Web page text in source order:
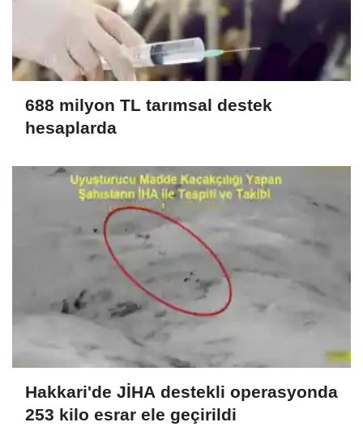
688 milyon TL tarımsal destek
hesaplarda
Hakkari'de JİHA destekli operasyonda
253 kilo esrar ele geçirildi